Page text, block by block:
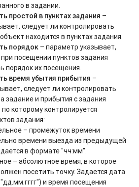
в задании.
простой в пунктах задания –
следует ли контролировать
находится в пунктах задания.
порядок – параметр указывает,
посещении пунктов задания
порядок их посещения.
время убытия прибытия –
следует ли контролировать
задание и прибытия с задания
которому контролируется
задания:
– промежуток времени
времени выезда из предыдущей
в формате "чч:мм".
– абсолютное время, в которое
посетить точку. Задается дата
и время посещения